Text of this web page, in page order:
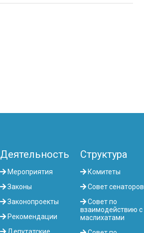
Деятельность
Мероприятия
Законы
Законопроекты
Рекомендации
Депутатские
Структура
Комитеты
Совет сенаторов
Совет по
взаимодействию с
маслихатами